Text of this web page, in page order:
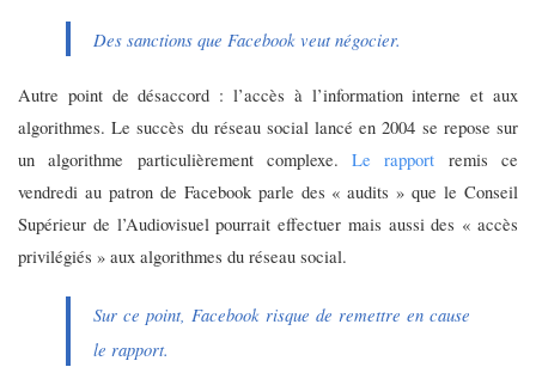
Des sanctions que Facebook veut négocier.
Autre point de désaccord : l’accès à l’information interne et aux
algorithmes. Le succès du réseau social lancé en 2004 se repose sur
un algorithme particulièrement complexe.Le rapport remis ce
vendredi au patron de Facebook parle des « audits » que le Conseil
Supérieur de l’Audiovisuel pourrait effectuer mais aussi des « accès
privilégiés » aux algorithmes du réseau social.
Sur ce point, Facebook risque de remettre en cause
le rapport.